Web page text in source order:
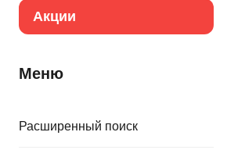
Акции
Меню
Расширенный поиск
Шляпа Ведьмы
177.00 руб.